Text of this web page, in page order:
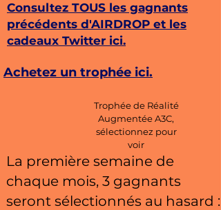
Consultez TOUS les gagnants
précédents d'AIRDROP et les
cadeaux Twitter ici.
Achetez un trophée ici.
Trophée de Réalité
Augmentée A3C,
sélectionnez pour
voir
La première semaine de
chaque mois, 3 gagnants
seront sélectionnés au hasard :